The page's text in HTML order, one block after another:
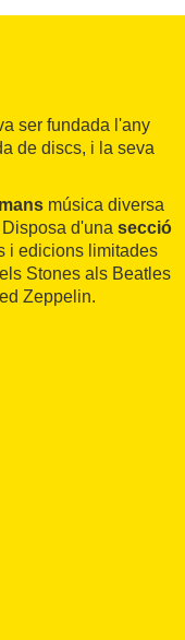
ser fundada l'any
de discs, i la seva
música diversa
d'una secció
i edicions limitades
Stones als Beatles
Zeppelin.